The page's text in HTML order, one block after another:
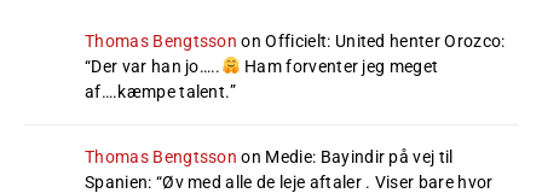
Thomas Bengtsson onOfficielt: United henter Orozco:
“Der var han jo…..
Ham forventer jeg meget
af….kæmpe talent.”
Thomas Bengtsson on Medie: Bayindir på vej til
Spanien: “Øv med alle de leje aftaler . Viser bare hvor